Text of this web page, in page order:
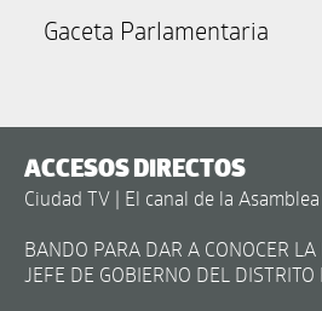
Gaceta Parlamentaria
ACCESOS DIRECTOS
Ciudad TV | El canal de la Asamblea
BANDO PARA DAR A CONOCER
JEFE DE GOBIERNO DEL DISTRITO